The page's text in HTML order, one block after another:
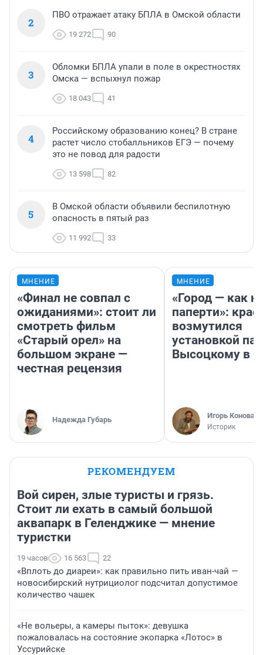
2
ПВО отражает атаку БПЛА в Омской области
19 272 90
3
Обломки БПЛА упали в поле в окрестностях
Омска — вспыхнул пожар
18 043 41
4
Российскому образованию конец? В стране
растет число стобалльников ЕГЭ — почему
это не повод для радости
13 598 82
5
В Омской области объявили беспилотную
опасность в пятый раз
11 992 33
МНЕНИЕ
«Финал не совпал с
ожиданиями»: стоит ли
смотреть фильм
«Старый орел» на
большом экране —
честная рецензия
Надежда Губарь
МНЕНИЕ
«Город — как
паперти»:
возмутился
установкой
Высоцкому в
Игорь
Историк
РЕКОМЕНДУЕМ
Вой сирен, злые туристы и грязь.
Стоит ли ехать в самый большой
аквапарк в Геленджике — мнение
туристки
19 часов 16 563 22
«Вплоть до диареи»: как правильно пить иван-чай —
новосибирский нутрициолог подсчитал допустимое
количество чашек
«Не вольеры, а камеры пыток»: девушка
пожаловалась на состояние экопарка «Лотос» в
Уссурийске